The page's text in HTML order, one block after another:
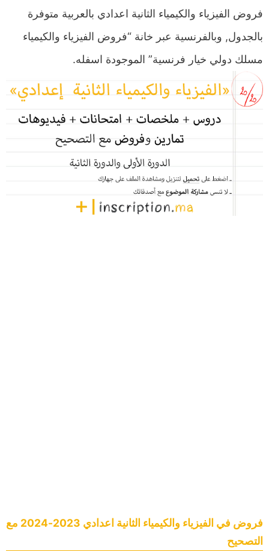
فروض الفيزياء والكيمياء الثانية اعدادي بالعربية متوفرة
بالجدول, وبالفرنسية عبر خانة “فروض الفيزياء والكيمياء
مسلك دولي خيار فرنسية” الموجودة اسفله.
فروض في الفيزياء والكيمياء الثانية اعدادي 2023-2024 مع
التصحيح